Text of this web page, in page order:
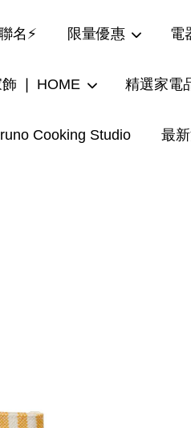
名⚡ 限量優惠 電
飾 ❘ HOME 精選家電
Cooking Studio 最
的購物車目前還是空